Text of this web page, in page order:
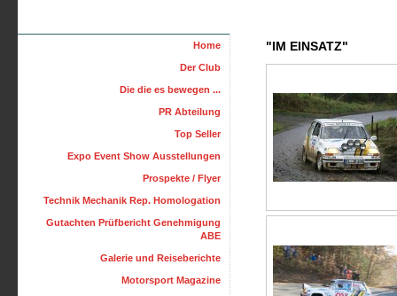
"IM EINSATZ"
Home
Der Club
Die die es bewegen ...
PR Abteilung
Top Seller
Expo Event Show Ausstellungen
Prospekte / Flyer
Technik Mechanik Rep. Homologation
Gutachten Prüfbericht Genehmigung
ABE
Galerie und Reiseberichte
Motorsport Magazine